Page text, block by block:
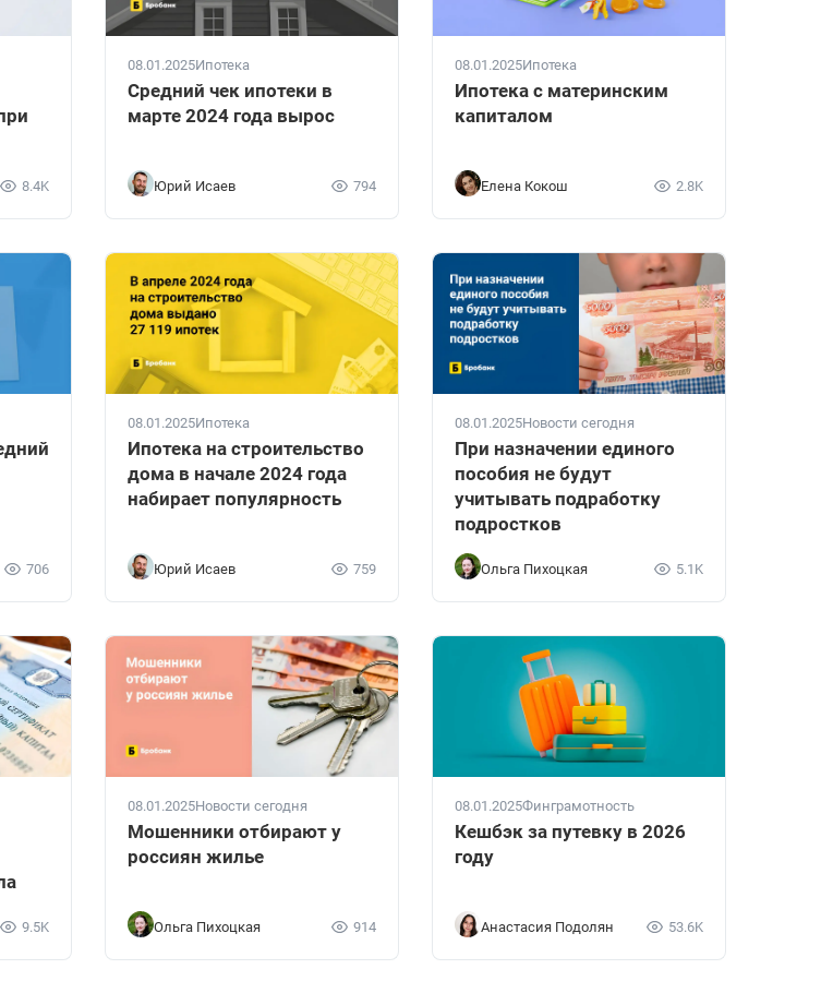
8.4K
08.01.2025Ипотека
Средний чек ипотеки в
марте 2024 года вырос
Юрий Исаев 794
08.01.2025Ипотека
Ипотека с материнским
капиталом
Елена Кокош 2.8K
706
08.01.2025Ипотека
Ипотека на строительство
дома в начале 2024 года
набирает популярность
Юрий Исаев 759
08.01.2025Новости сегодня
При назначении единого
пособия не будут
учитывать подработку
подростков
Ольга Пихоцкая 5.1K
9.5K
08.01.2025Новости сегодня
Мошенники отбирают у
россиян жилье
Ольга Пихоцкая 914
08.01.2025Финграмотность
Кешбэк за путевку в 2026
году
Анастасия Подолян 53.6K